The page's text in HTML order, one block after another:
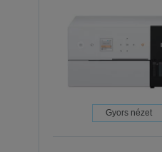
Gyors nézet